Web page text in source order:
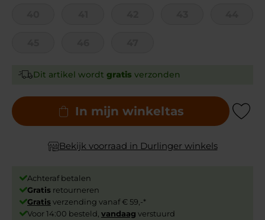
Dit artikel wordt gratis verzonden
In mijn winkeltas Add to
Bekijk voorraad in Durlinger winkels
Achteraf betalen
Gratis retourneren
Gratisverzending vanaf € 59,-*
Voor 14:00 besteld, vandaag verstuurd